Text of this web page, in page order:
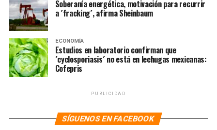
Algunas personalidades que asistieron al homenaje
fueron Lucía Méndez, Poncho Lizárraga, Jorge Ortiz de
Pinedo, Emmanuel y Dulce, entre otros.
Te puede interesar
José volverá a México para
homenaje
Soberanía energética, motivación para recurrir
a ´fracking´, afirma Sheinbaum
ECONOMÍA
Estudios en laboratorio confirman que
´cyclosporiasis´ no está en lechugas mexicanas:
Cofepris
PUBLICIDAD
SÍGUENOS EN FACEBOOK